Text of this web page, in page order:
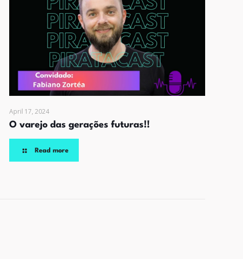
April 17, 2024
O varejo das gerações futuras!!
Read more